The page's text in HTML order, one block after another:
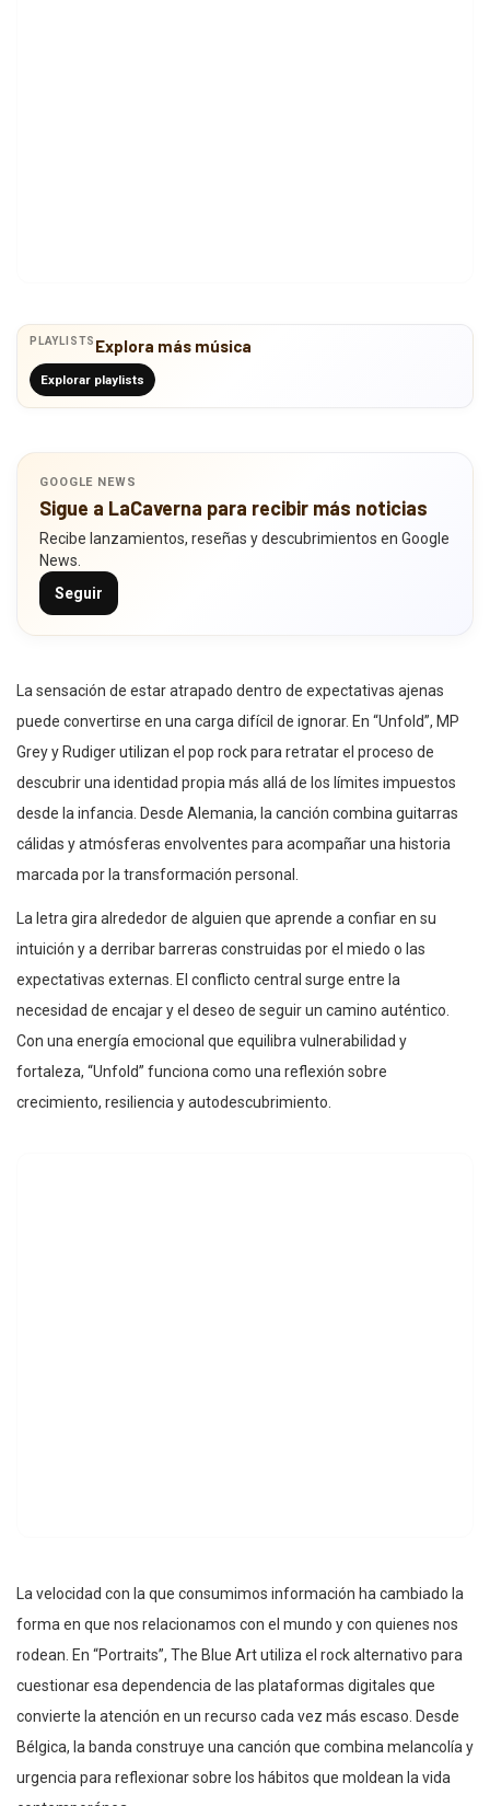
PLAYLISTS Explora más música
Explorar playlists
GOOGLE NEWS
Sigue a LaCaverna para recibir más noticias
Recibe lanzamientos, reseñas y descubrimientos en Google
News.
Seguir
La sensación de estar atrapado dentro de expectativas ajenas
puede convertirse en una carga difícil de ignorar. En “Unfold”, MP
Grey y Rudiger utilizan el pop rock para retratar el proceso de
descubrir una identidad propia más allá de los límites impuestos
desde la infancia. Desde Alemania, la canción combina guitarras
cálidas y atmósferas envolventes para acompañar una historia
marcada por la transformación personal.
La letra gira alrededor de alguien que aprende a confiar en su
intuición y a derribar barreras construidas por el miedo o las
expectativas externas. El conflicto central surge entre la
necesidad de encajar y el deseo de seguir un camino auténtico.
Con una energía emocional que equilibra vulnerabilidad y
fortaleza, “Unfold” funciona como una reflexión sobre
crecimiento, resiliencia y autodescubrimiento.
La velocidad con la que consumimos información ha cambiado la
forma en que nos relacionamos con el mundo y con quienes nos
rodean. En “Portraits”, The Blue Art utiliza el rock alternativo para
cuestionar esa dependencia de las plataformas digitales que
convierte la atención en un recurso cada vez más escaso. Desde
Bélgica, la banda construye una canción que combina melancolía y
urgencia para reflexionar sobre los hábitos que moldean la vida